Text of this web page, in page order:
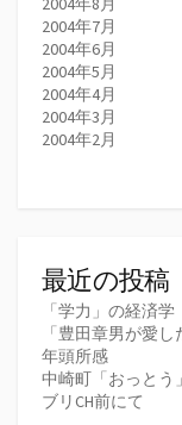
2004年7月
2004年6月
2004年5月
2004年4月
2004年3月
2004年2月
最近の投稿
「学力」の経済
「豊田章男が愛
年頭所感
中崎町「おっとう」
ブリCH前にて